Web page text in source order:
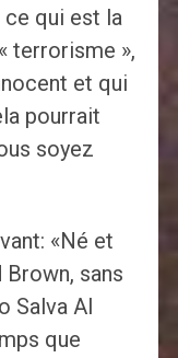
qui est la
terrorisme »,
et qui
pourrait
soyez
«Né et
sans
Salva Al
que